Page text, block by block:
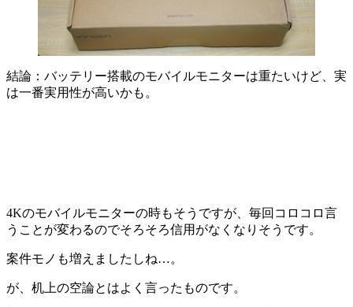
結論：バッテリー搭載のモバイルモニターは重たいけど、実
は一番実用性が高いかも 。
4Kのモバイルモニターの時もそうですが、毎回コロコロ言
うことが変わるのでそろそろ信用がなくなりそうです。
案件モノも増えましたしね…。
が、机上の空論とはよく言ったものです。